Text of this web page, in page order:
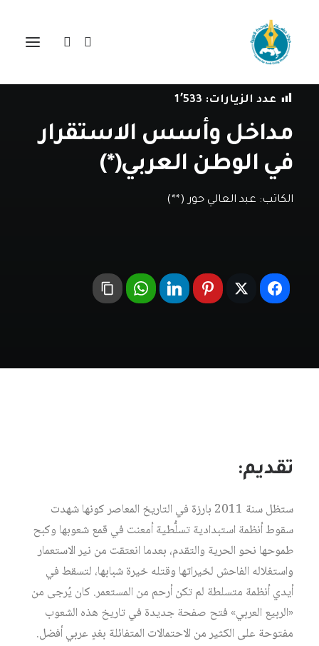
فيدراسات
عدد الزيارات: 1٬533
مداخل وأسس الاستقرار
في الوطن العربي(*)
الكاتب: عبد العالي حور (**)
تقديم:
ستظل سنة 2011 بارزة في التاريخ المعاصر كونها شهدت
سقوط أنظمة استبدادية تسلُّطية أمعنت في قمع شعوبها وكبح
طموحها نحو الحرية والتقدم، بعدما انعتقت من نير الاستعمار
واستغلاله الفاحش لخيراتها وقتله خيرة شبابها، لتسقط في
أيدي أنظمة متسلطة لم تكن أرحم من المستعمر. كان يُرجى من
«الربيع العربي» فتح صفحة جديدة في تاريخ هذه الشعوب
مفتوحة على الكثير من الاحتمالات المتفائلة بغدٍ عربي أفضل.